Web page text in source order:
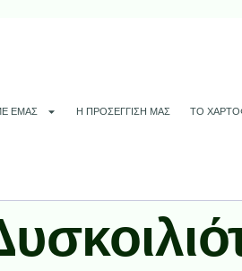
ΕΜΆΣ Η ΠΡΟΣΈΓΓΙΣΉ ΜΑΣ ΤΟ